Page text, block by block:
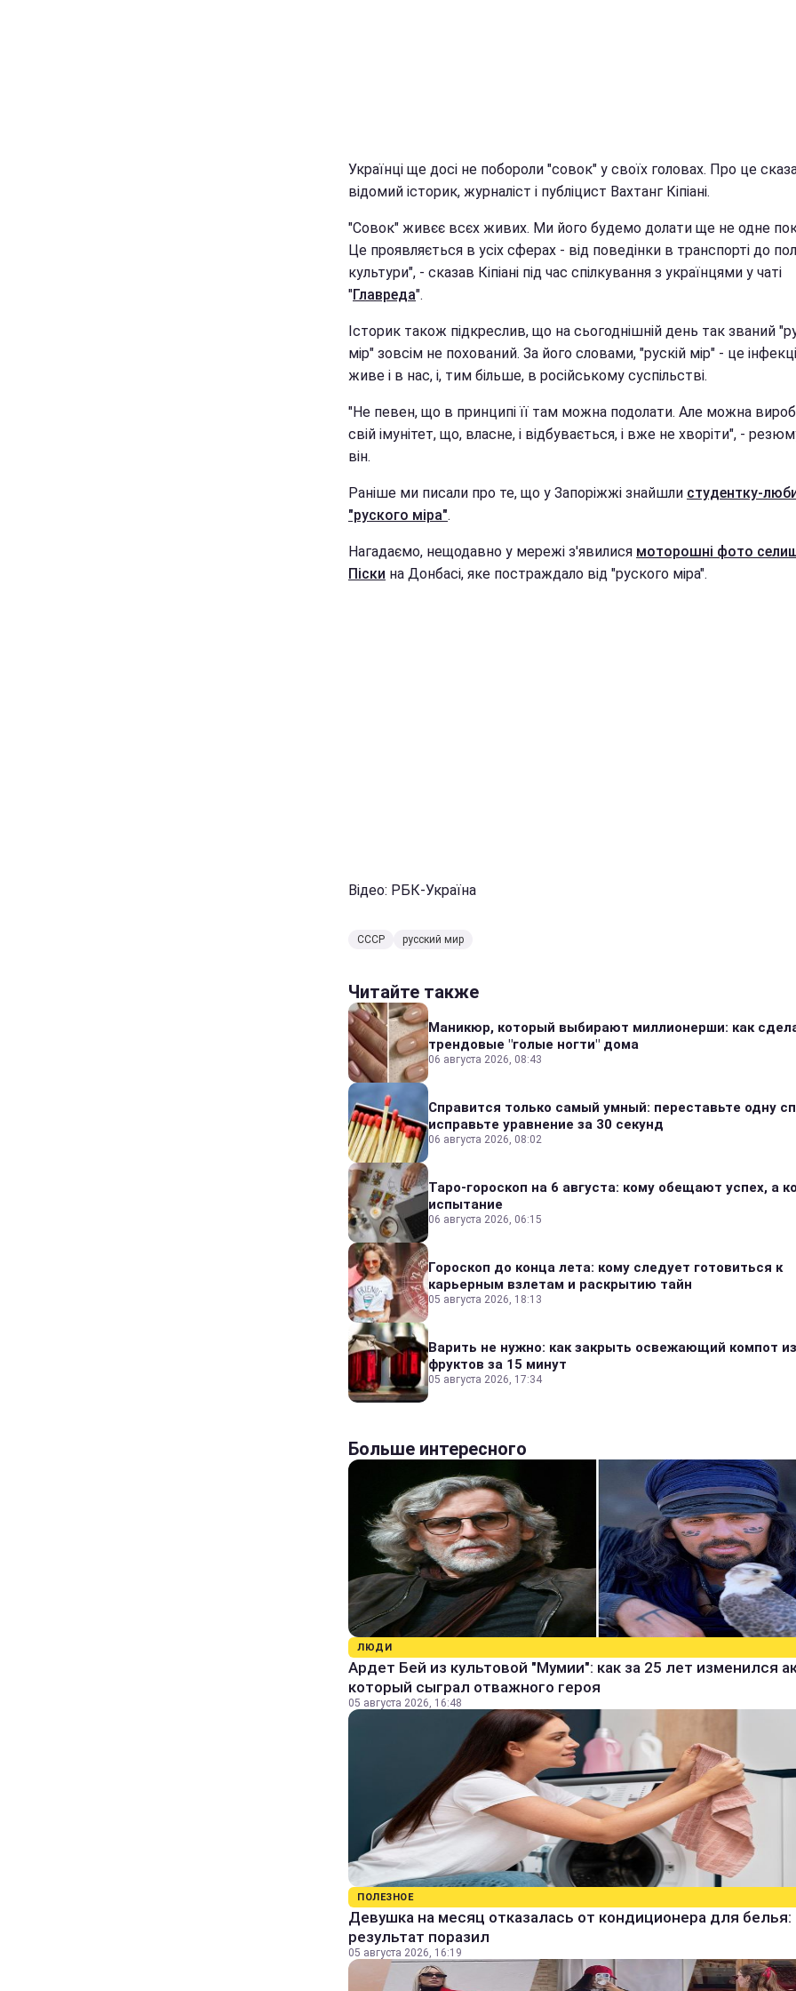
Українці ще досі не побороли "совок" у своїх головах. Про це
відомий історик, журналіст і публіцист Вахтанг Кіпіані.
"Совок" живєє всєх живих. Ми його будемо долати ще не одне
Це проявляється в усіх сферах - від поведінки в транспорті до
культури", - сказав Кіпіані під час спілкування з українцями у чаті
"Главреда".
Історик також підкреслив, що на сьогоднішній день так званий
мір" зовсім не похований. За його словами, "рускій мір" - це
живе і в нас, і, тим більше, в російському суспільстві.
"Не певен, що в принципі її там можна подолати. Але можна
свій імунітет, що, власне, і відбувається, і вже не хворіти", -
він.
Раніше ми писали про те, що у Запоріжжі знайшли студентку-
"руского міра".
Нагадаємо, нещодавно у мережі з'явилися моторошні фото
Піски на Донбасі, яке постраждало від "руского міра".
Відео: РБК-Україна
СССР русский мир
Читайте также
Маникюр, который выбирают миллионерши: как
трендовые "голые ногти" дома
06 августа 2026, 08:43
Справится только самый умный: переставьте одну
исправьте уравнение за 30 секунд
06 августа 2026, 08:02
Таро-гороскоп на 6 августа: кому обещают успех, а
испытание
06 августа 2026, 06:15
Гороскоп до конца лета: кому следует готовиться к
карьерным взлетам и раскрытию тайн
05 августа 2026, 18:13
Варить не нужно: как закрыть освежающий компот
фруктов за 15 минут
05 августа 2026, 17:34
Больше интересного
ЛЮДИ
Ардет Бей из культовой "Мумии": как за 25 лет изменился
который сыграл отважного героя
05 августа 2026, 16:48
ПОЛЕЗНОЕ
Девушка на месяц отказалась от кондиционера для белья:
результат поразил
05 августа 2026, 16:19